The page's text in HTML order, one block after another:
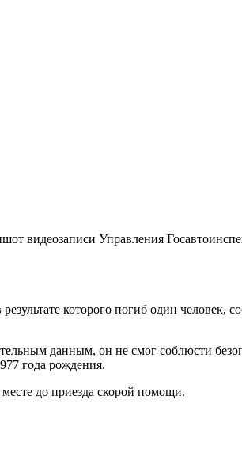
видеозаписи Управления
которого погиб один человек,
данным, он не смог соблюсти
года рождения.
до приезда скорой помощи.